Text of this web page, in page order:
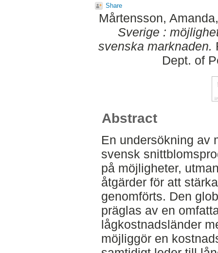
Share
Mårtensson, Amanda
Sverige :
svenska marknaden.
Dept. of
Abstract
En undersökning av
svensk
på möjligheter,
åtgärder för att
genomförts. Den
präglas av en
lågkostnadsländer
möjliggör en